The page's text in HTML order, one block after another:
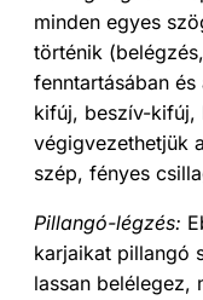
minden egyes
történik
fenntartásában
kifúj, beszív-kifúj,
végigvezethetjük
szép, fényes
Pillangó-légzés:
karjaikat pillangó
lassan belélegez,